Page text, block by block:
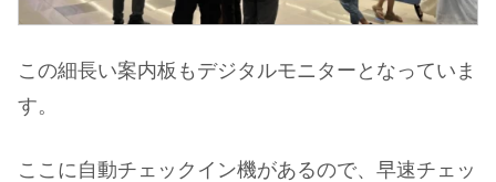
この細長い案内板もデジタルモニターとなっていま
す。
ここに自動チェックイン機があるので、早速チェッ